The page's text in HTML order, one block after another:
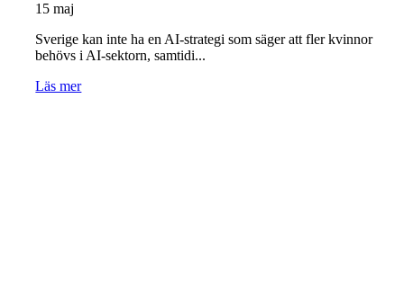
15 maj
Sverige kan inte ha en AI-strategi som säger att fler kvinnor
behövs i AI-sektorn, samtidi...
Läs mer